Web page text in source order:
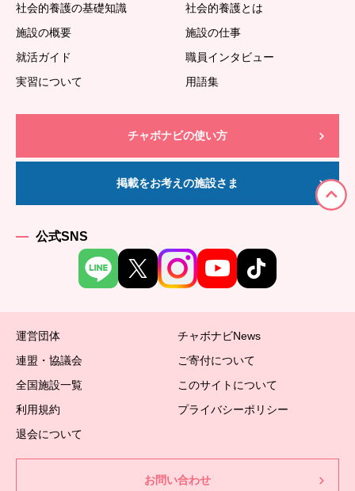
社会的養護の基礎知識
社会的養護とは
施設の概要
施設の仕事
就活ガイド
職員インタビュー
実習について
用語集
チャボナビの使い方
掲載をお考えの施設さま
公式SNS
運営団体
チャボナビNews
連盟・協議会
ご寄付について
全国施設一覧
このサイトについて
利用規約
プライバシーポリシー
退会について
お問い合わせ